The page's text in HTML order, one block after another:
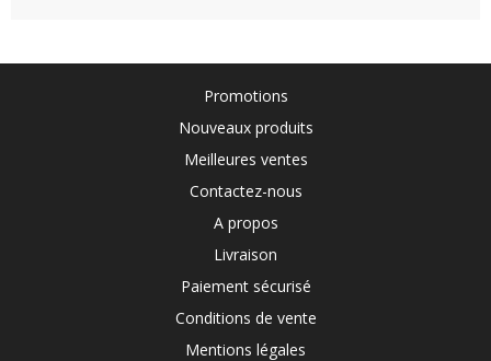
Promotions
Nouveaux produits
Meilleures ventes
Contactez-nous
A propos
Livraison
Paiement sécurisé
Conditions de vente
Mentions légales